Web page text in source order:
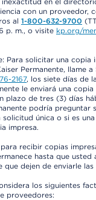
con un proveedor,
al 1-800-632-9700
p. m., o visite kp.org/
Para solicitar una copia
Permanente, llame a
2167, los siete días de
le enviará una
plazo de tres (3) días
podría preguntar
solicitud única o si es
impresa.
recibir copias
hasta que usted
que dejen de enviarle las
los siguientes
proveedores: